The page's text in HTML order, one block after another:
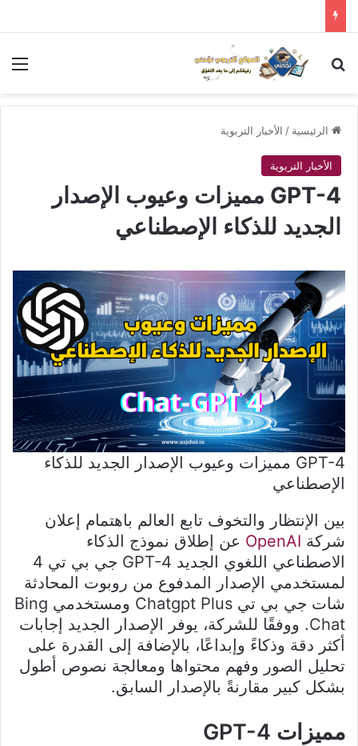
بحث عن
الرئيسية / الأخبار التربوية
الأخبار التربوية
GPT-4 مميزات وعيوب الإصدار
الجديد للذكاء الإصطناعي
GPT-4 مميزات وعيوب الإصدار الجديد للذكاء
الإصطناعي
بين الإنتظار والتخوف تابع العالم باهتمام إعلان
شركة
عن إطلاق نموذج الذكاء
الاصطناعي اللغوي الجديد GPT-4 جي بي تي 4
لمستخدمي الإصدار المدفوع من روبوت المحادثة
شات جي بي تي Chatgpt Plus ومستخدمي Bing
Chat. ووفقًا للشركة، يوفر الإصدار الجديد إجابات
أكثر دقة وذكاءً وإبداعًا، بالإضافة إلى القدرة على
تحليل الصور وفهم محتواها ومعالجة نصوص أطول
بشكل كبير مقارنةً بالإصدار السابق.
مميزات GPT-4